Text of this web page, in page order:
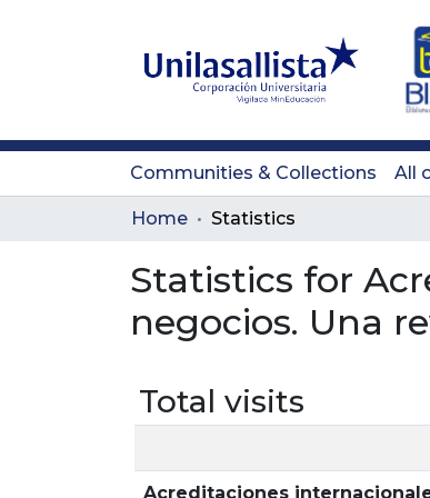
Communities & Collections All
Home Statistics
Statistics for
negocios. Una
Total visits
Acreditaciones